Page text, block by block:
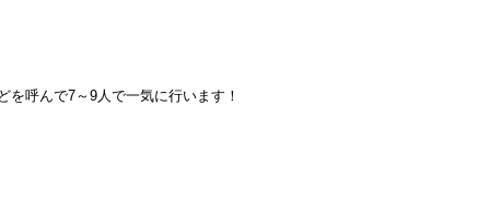
呼んで7～9人で一気に行います！